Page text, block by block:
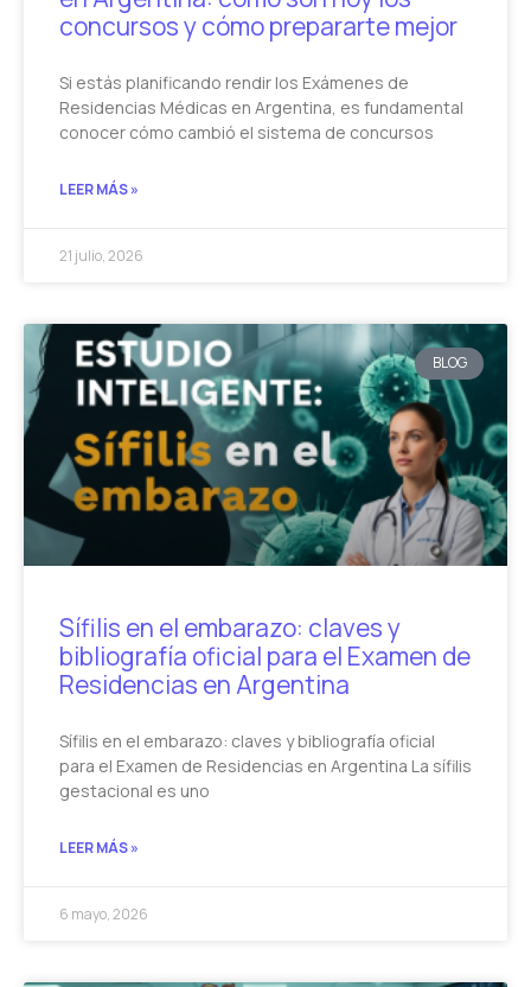
concursos y cómo prepararte mejor
Si estás planificando rendir los Exámenes de
Residencias Médicas en Argentina, es fundamental
conocer cómo cambió el sistema de concursos
LEER MÁS »
21 julio, 2026
BLOG
Sífilis en el embarazo: claves y
bibliografía oficial para el Examen de
Residencias en Argentina
Sífilis en el embarazo: claves y bibliografía oficial
para el Examen de Residencias en Argentina La sífilis
gestacional es uno
LEER MÁS »
6 mayo, 2026